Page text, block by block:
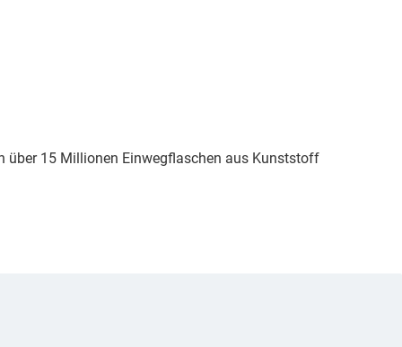
über 15 Millionen Einwegflaschen aus Kunststoff